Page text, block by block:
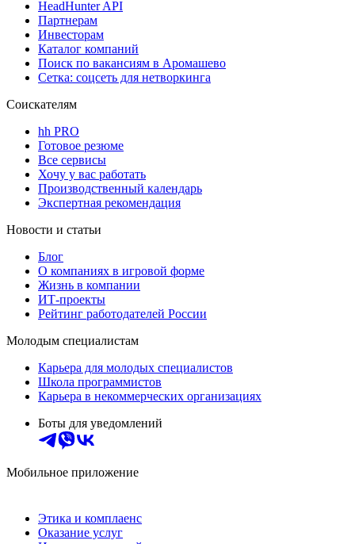
HeadHunter API
Партнерам
Инвесторам
Каталог компаний
Поиск по вакансиям в Аромашево
Сетка: соцсеть для нетворкинга
Соискателям
hh PRO
Готовое резюме
Все сервисы
Хочу у вас работать
Производственный календарь
Экспертная рекомендация
Новости и статьи
Блог
О компаниях в игровой форме
Жизнь в компании
ИТ-проекты
Рейтинг работодателей России
Молодым специалистам
Карьера для молодых специалистов
Школа программистов
Карьера в некоммерческих организациях
Боты для уведомлений
Мобильное приложение
Этика и комплаенс
Оказание услуг